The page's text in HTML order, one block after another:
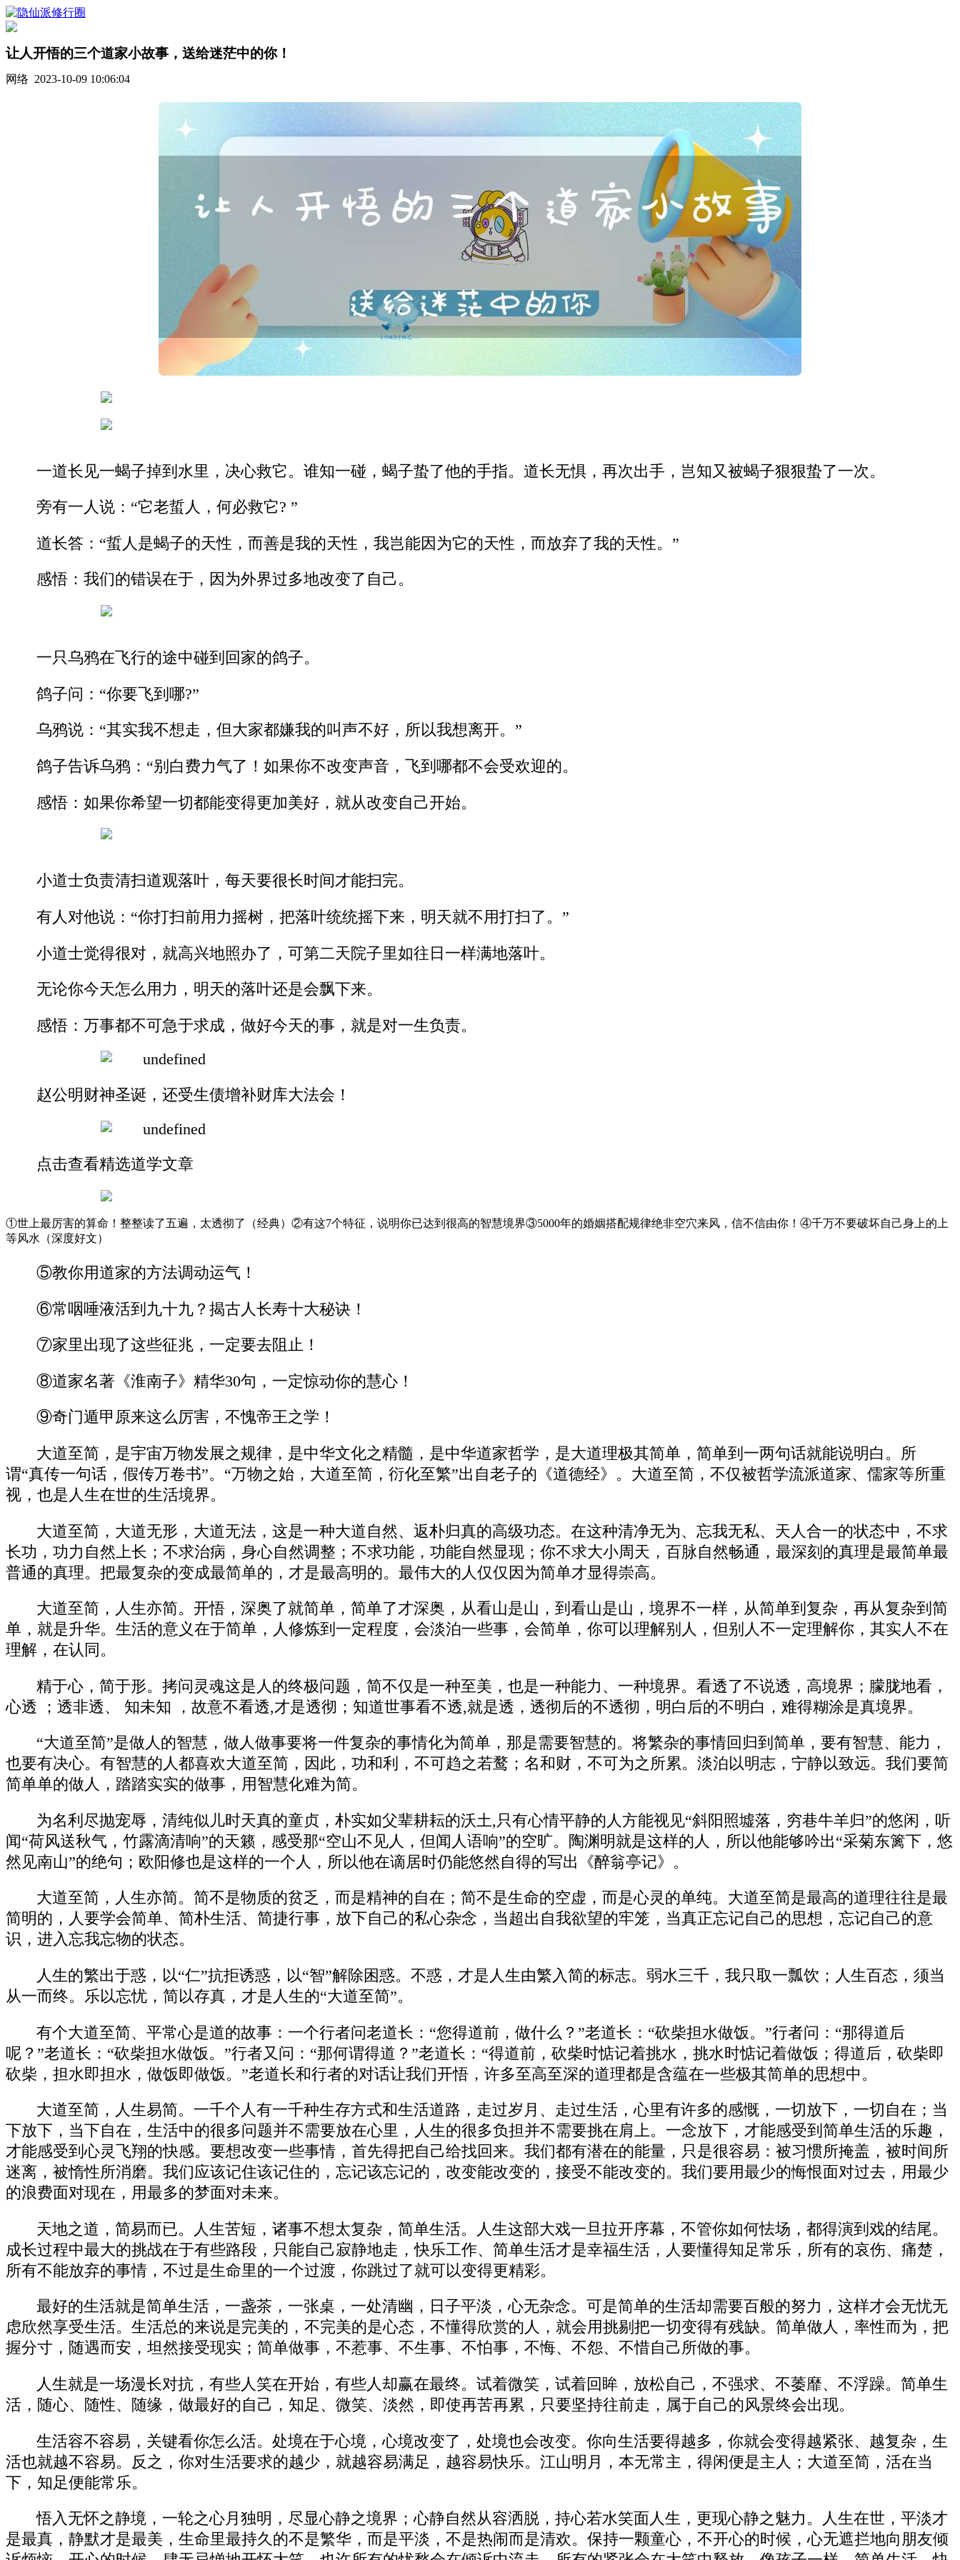
让人开悟的三个道家小故事，送给迷茫中的你！
网络 2023-10-09 10:06:04
一道长见一蝎子掉到水里，决心救它。谁知一碰，蝎子蛰了他的手指。道长无惧，再次出手，岂知又被蝎子狠狠蛰了一次。
旁有一人说：“它老蜇人，何必救它? ”
道长答：“蜇人是蝎子的天性，而善是我的天性，我岂能因为它的天性，而放弃了我的天性。”
感悟：我们的错误在于，因为外界过多地改变了自己。
一只乌鸦在飞行的途中碰到回家的鸽子。
鸽子问：“你要飞到哪?”
乌鸦说：“其实我不想走，但大家都嫌我的叫声不好，所以我想离开。”
鸽子告诉乌鸦：“别白费力气了！如果你不改变声音，飞到哪都不会受欢迎的。
感悟：如果你希望一切都能变得更加美好，就从改变自己开始。
小道士负责清扫道观落叶，每天要很长时间才能扫完。
有人对他说：“你打扫前用力摇树，把落叶统统摇下来，明天就不用打扫了。”
小道士觉得很对，就高兴地照办了，可第二天院子里如往日一样满地落叶。
无论你今天怎么用力，明天的落叶还是会飘下来。
感悟：万事都不可急于求成，做好今天的事，就是对一生负责。
赵公明财神圣诞，还受生债增补财库大法会！
点击查看精选道学文章
①世上最厉害的算命！整整读了五遍，太透彻了（经典）②有这7个特征，说明你已达到很高的智慧境界③5000年的婚姻搭配规律绝非空穴来风，信不信由你！④千万不要破坏自己身上的上
等风水（深度好文）
⑤教你用道家的方法调动运气！
⑥常咽唾液活到九十九？揭古人长寿十大秘诀！
⑦家里出现了这些征兆，一定要去阻止！
⑧道家名著《淮南子》精华30句，一定惊动你的慧心！
⑨奇门遁甲原来这么厉害，不愧帝王之学！
大道至简，是宇宙万物发展之规律，是中华文化之精髓，是中华道家哲学，是大道理极其简单，简单到一两句话就能说明白。所
谓“真传一句话，假传万卷书”。“万物之始，大道至简，衍化至繁”出自老子的《道德经》。大道至简，不仅被哲学流派道家、儒家等所重
视，也是人生在世的生活境界。
大道至简，大道无形，大道无法，这是一种大道自然、返朴归真的高级功态。在这种清净无为、忘我无私、天人合一的状态中，不求
长功，功力自然上长；不求治病，身心自然调整；不求功能，功能自然显现；你不求大小周天，百脉自然畅通，最深刻的真理是最简单最
普通的真理。把最复杂的变成最简单的，才是最高明的。最伟大的人仅仅因为简单才显得崇高。
大道至简，人生亦简。开悟，深奥了就简单，简单了才深奥，从看山是山，到看山是山，境界不一样，从简单到复杂，再从复杂到简
单，就是升华。生活的意义在于简单，人修炼到一定程度，会淡泊一些事，会简单，你可以理解别人，但别人不一定理解你，其实人不在
理解，在认同。
精于心，简于形。拷问灵魂这是人的终极问题，简不仅是一种至美，也是一种能力、一种境界。看透了不说透，高境界；朦胧地看，
心透 ；透非透、 知未知 ，故意不看透,才是透彻；知道世事看不透,就是透，透彻后的不透彻，明白后的不明白，难得糊涂是真境界。
“大道至简”是做人的智慧，做人做事要将一件复杂的事情化为简单，那是需要智慧的。将繁杂的事情回归到简单，要有智慧、能力，
也要有决心。有智慧的人都喜欢大道至简，因此，功和利，不可趋之若鹜；名和财，不可为之所累。淡泊以明志，宁静以致远。我们要简
简单单的做人，踏踏实实的做事，用智慧化难为简。
为名利尽抛宠辱，清纯似儿时天真的童贞，朴实如父辈耕耘的沃土,只有心情平静的人方能视见“斜阳照墟落，穷巷牛羊归”的悠闲，听
闻“荷风送秋气，竹露滴清响”的天籁，感受那“空山不见人，但闻人语响”的空旷。陶渊明就是这样的人，所以他能够吟出“采菊东篱下，悠
然见南山”的绝句；欧阳修也是这样的一个人，所以他在谪居时仍能悠然自得的写出《醉翁亭记》。
大道至简，人生亦简。简不是物质的贫乏，而是精神的自在；简不是生命的空虚，而是心灵的单纯。大道至简是最高的道理往往是最
简明的，人要学会简单、简朴生活、简捷行事，放下自己的私心杂念，当超出自我欲望的牢笼，当真正忘记自己的思想，忘记自己的意
识，进入忘我忘物的状态。
人生的繁出于惑，以“仁”抗拒诱惑，以“智”解除困惑。不惑，才是人生由繁入简的标志。弱水三千，我只取一瓢饮；人生百态，须当
从一而终。乐以忘忧，简以存真，才是人生的“大道至简”。
有个大道至简、平常心是道的故事：一个行者问老道长：“您得道前，做什么？”老道长：“砍柴担水做饭。”行者问：“那得道后
呢？”老道长：“砍柴担水做饭。”行者又问：“那何谓得道？”老道长：“得道前，砍柴时惦记着挑水，挑水时惦记着做饭；得道后，砍柴即
砍柴，担水即担水，做饭即做饭。”老道长和行者的对话让我们开悟，许多至高至深的道理都是含蕴在一些极其简单的思想中。
大道至简，人生易简。一千个人有一千种生存方式和生活道路，走过岁月、走过生活，心里有许多的感慨，一切放下，一切自在；当
下放下，当下自在，生活中的很多问题并不需要放在心里，人生的很多负担并不需要挑在肩上。一念放下，才能感受到简单生活的乐趣，
才能感受到心灵飞翔的快感。要想改变一些事情，首先得把自己给找回来。我们都有潜在的能量，只是很容易：被习惯所掩盖，被时间所
迷离，被惰性所消磨。我们应该记住该记住的，忘记该忘记的，改变能改变的，接受不能改变的。我们要用最少的悔恨面对过去，用最少
的浪费面对现在，用最多的梦面对未来。
天地之道，简易而已。人生苦短，诸事不想太复杂，简单生活。人生这部大戏一旦拉开序幕，不管你如何怯场，都得演到戏的结尾。
成长过程中最大的挑战在于有些路段，只能自己寂静地走，快乐工作、简单生活才是幸福生活，人要懂得知足常乐，所有的哀伤、痛楚，
所有不能放弃的事情，不过是生命里的一个过渡，你跳过了就可以变得更精彩。
最好的生活就是简单生活，一盏茶，一张桌，一处清幽，日子平淡，心无杂念。可是简单的生活却需要百般的努力，这样才会无忧无
虑欣然享受生活。生活总的来说是完美的，不完美的是心态，不懂得欣赏的人，就会用挑剔把一切变得有残缺。简单做人，率性而为，把
握分寸，随遇而安，坦然接受现实；简单做事，不惹事、不生事、不怕事，不悔、不怨、不惜自己所做的事。
人生就是一场漫长对抗，有些人笑在开始，有些人却赢在最终。试着微笑，试着回眸，放松自己，不强求、不萎靡、不浮躁。简单生
活，随心、随性、随缘，做最好的自己，知足、微笑、淡然，即使再苦再累，只要坚持往前走，属于自己的风景终会出现。
生活容不容易，关键看你怎么活。处境在于心境，心境改变了，处境也会改变。你向生活要得越多，你就会变得越紧张、越复杂，生
活也就越不容易。反之，你对生活要求的越少，就越容易满足，越容易快乐。江山明月，本无常主，得闲便是主人；大道至简，活在当
下，知足便能常乐。
悟入无怀之静境，一轮之心月独明，尽显心静之境界；心静自然从容洒脱，持心若水笑面人生，更现心静之魅力。人生在世，平淡才
是最真，静默才是最美，生命里最持久的不是繁华，而是平淡，不是热闹而是清欢。保持一颗童心，不开心的时候，心无遮拦地向朋友倾